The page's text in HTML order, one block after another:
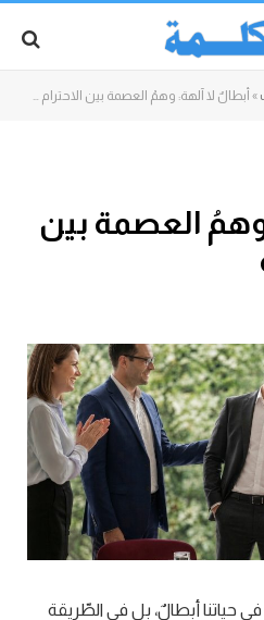
» أبطالٌ لا آلهة: وهمُ العصمة بين الاحترام والتّأليه
وهمُ العصمة بين
أبطالٌ، بل في الطّريقة